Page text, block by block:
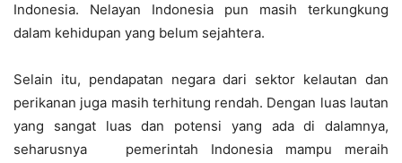
Indonesia. Nelayan Indonesia pun masih terkungkung
dalam kehidupan yang belum sejahtera.
Selain itu, pendapatan negara dari sektor kelautan dan
perikanan juga masih terhitung rendah. Dengan luas lautan
yang sangat luas dan potensi yang ada di dalamnya,
seharusnya pemerintah Indonesia mampu meraih